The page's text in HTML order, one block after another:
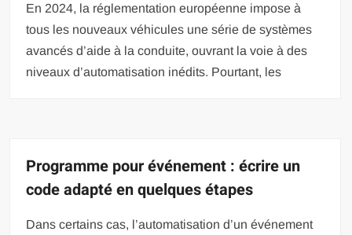
En 2024, la réglementation européenne impose à
tous les nouveaux véhicules une série de systèmes
avancés d’aide à la conduite, ouvrant la voie à des
niveaux d’automatisation inédits. Pourtant, les
Programme pour événement : écrire un
code adapté en quelques étapes
Dans certains cas, l’automatisation d’un événement